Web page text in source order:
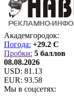
Академгородок:
Погода: +29.2 C
Пробки: 5 баллов
08.08.2026
USD: 81.13
EUR: 93.58
Мы в соцсетях: